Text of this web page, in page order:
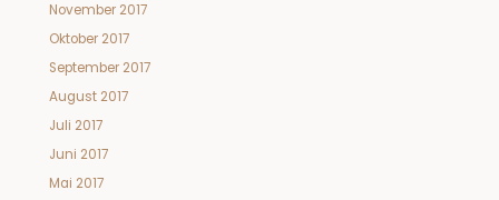
November 2017
Oktober 2017
September 2017
August 2017
Juli 2017
Juni 2017
Mai 2017